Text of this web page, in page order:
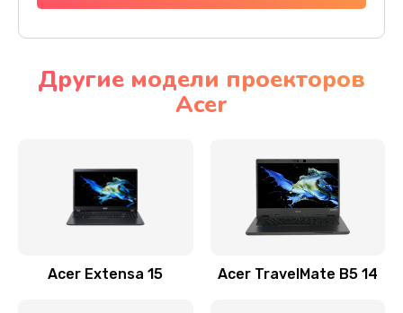
Настройка BIOS
Замена видеочипа
Заказать
Другие модели проекторов
Acer
Acer Extensa 15 Acer TravelMate B5 14